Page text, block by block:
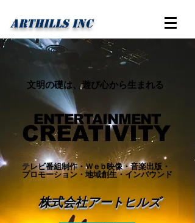
ARTHILLS INC
​文明の礎は、遊び心から生まれる
CREATIVITY
ENTERTAINMENT​
テレビ番組制作・ Ｗｅｂ 映像・音楽出版・
プロモーション・地域創生・インバウンド
​株式会社アートヒルズ